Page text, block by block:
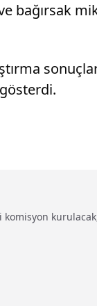
bağırsak
komisyon